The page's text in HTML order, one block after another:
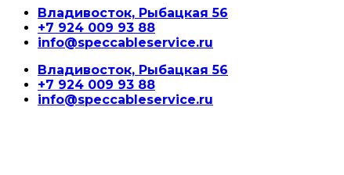
Владивосток, Рыбацкая 56
+7 924 009 93 88
info@speccableservice.ru
Владивосток, Рыбацкая 56
+7 924 009 93 88
info@speccableservice.ru